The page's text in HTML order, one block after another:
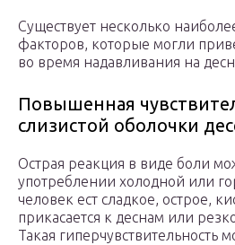
Существует несколько
факторов, которые могли
во время надавливания на
Повышенная
слизистой оболочки
Острая реакция в виде боли
употреблении холодной или
человек ест сладкое, острое,
прикасается к деснам или
Такая гиперчувствительность